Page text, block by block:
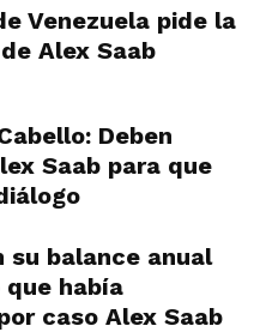
Venezuela pide la
Alex Saab
Deben
Saab para que
su balance anual
había
caso Alex Saab